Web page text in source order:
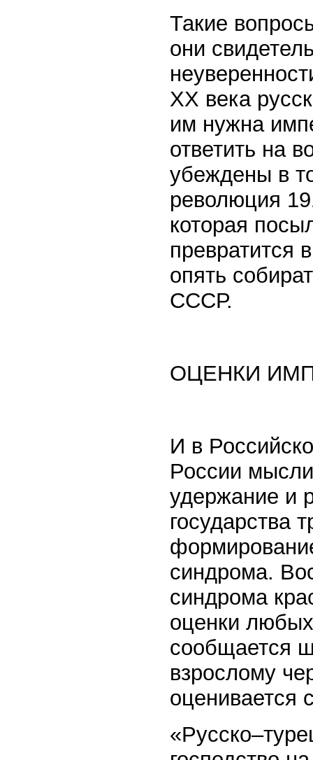
Такие
они
ХХ века
им нужна
ответить на
убеждены в
революция
которая
превратится
опять
СССР.
ОЦЕНКИ
И в
России
удержание и
государства
синдрома.
синдрома
оценки
сообщается
взрослому
оценивается